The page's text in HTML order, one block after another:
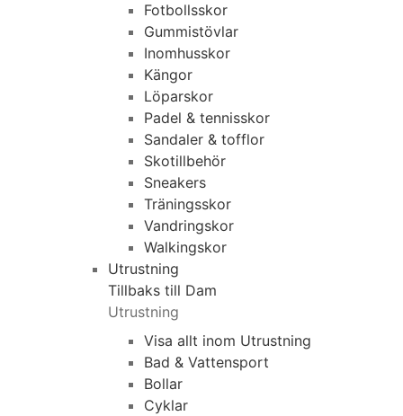
Fotbollsskor
Gummistövlar
Inomhusskor
Kängor
Löparskor
Padel & tennisskor
Sandaler & tofflor
Skotillbehör
Sneakers
Träningsskor
Vandringskor
Walkingskor
Utrustning
Tillbaks till Dam
Utrustning
Visa allt inom Utrustning
Bad & Vattensport
Bollar
Cyklar